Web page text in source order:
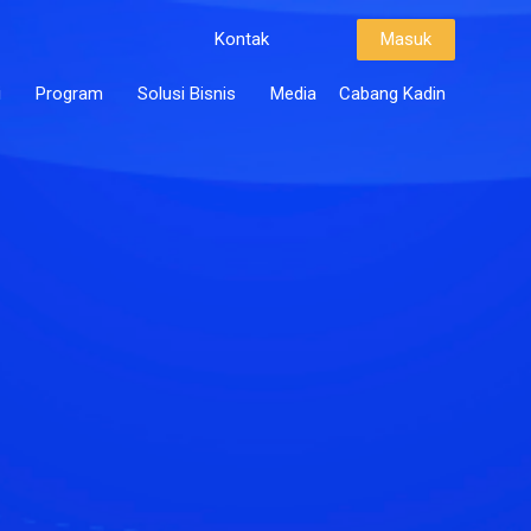
Kontak Masuk
Program Solusi Bisnis Media Cabang Kadin